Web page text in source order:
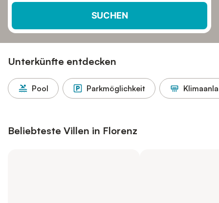
SUCHEN
Unterkünfte entdecken
Pool Parkmöglichkeit
Beliebteste Villen in Florenz